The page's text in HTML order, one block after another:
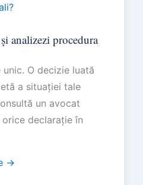
analizezi procedura
O decizie luată
a situației tale
un avocat
declarație în
→